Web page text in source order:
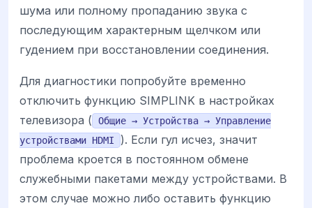
шума или полному пропаданию звука с
последующим характерным щелчком или
гудением при восстановлении соединения.
Для диагностики попробуйте временно
отключить функцию SIMPLINK в настройках
телевизора (
Общие → Устройства → Управление
устройствами HDMI
). Если гул исчез, значит
проблема кроется в постоянном обмене
служебными пакетами между устройствами. В
этом случае можно либо оставить функцию